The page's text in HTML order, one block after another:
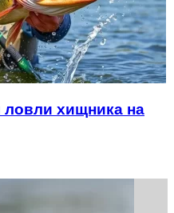
хищника на